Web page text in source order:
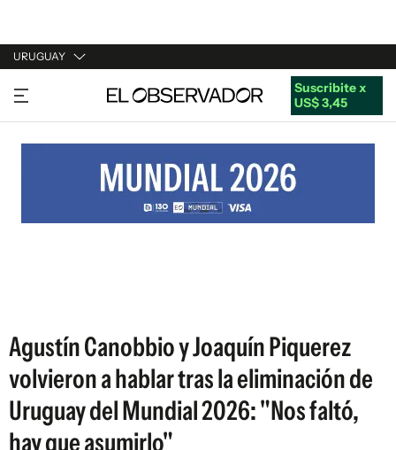
URUGUAY
URUGUAY
ARGENTINA
ESTADOS UNIDOS
Suscribite x
US$ 3,45
Agustín Canobbio y Joaquín Piquerez
volvieron a hablar tras la eliminación de
Uruguay del Mundial 2026: "Nos faltó,
hay que asumirlo"